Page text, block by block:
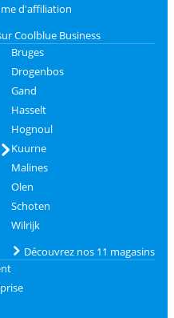
d'affiliation
Coolblue Business
Bruges
Drogenbos
Gand
Hasselt
Hognoul
Kuurne
Malines
Olen
Schoten
Wilrijk
Découvrez nos 11 magasins